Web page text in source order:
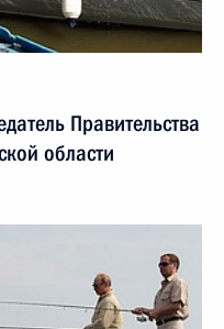
Правительства
области